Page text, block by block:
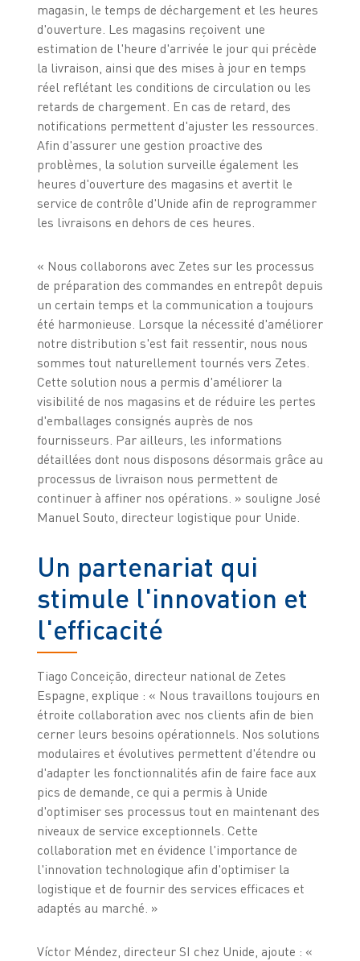
magasin, le temps de déchargement et les heures
d'ouverture. Les magasins reçoivent une
estimation de l'heure d'arrivée le jour qui précède
la livraison, ainsi que des mises à jour en temps
réel reflétant les conditions de circulation ou les
retards de chargement. En cas de retard, des
notifications permettent d'ajuster les ressources.
Afin d'assurer une gestion proactive des
problèmes, la solution surveille également les
heures d'ouverture des magasins et avertit le
service de contrôle d'Unide afin de reprogrammer
les livraisons en dehors de ces heures.
« Nous collaborons avec Zetes sur les processus
de préparation des commandes en entrepôt depuis
un certain temps et la communication a toujours
été harmonieuse. Lorsque la nécessité d'améliorer
notre distribution s'est fait ressentir, nous nous
sommes tout naturellement tournés vers Zetes.
Cette solution nous a permis d'améliorer la
visibilité de nos magasins et de réduire les pertes
d'emballages consignés auprès de nos
fournisseurs. Par ailleurs, les informations
détaillées dont nous disposons désormais grâce au
processus de livraison nous permettent de
continuer à affiner nos opérations. » souligne José
Manuel Souto, directeur logistique pour Unide.
Un partenariat qui
stimule l'innovation et
l'efficacité
Tiago Conceição, directeur national de Zetes
Espagne, explique : « Nous travaillons toujours en
étroite collaboration avec nos clients afin de bien
cerner leurs besoins opérationnels. Nos solutions
modulaires et évolutives permettent d'étendre ou
d'adapter les fonctionnalités afin de faire face aux
pics de demande, ce qui a permis à Unide
d'optimiser ses processus tout en maintenant des
niveaux de service exceptionnels. Cette
collaboration met en évidence l'importance de
l'innovation technologique afin d'optimiser la
logistique et de fournir des services efficaces et
adaptés au marché. »
Víctor Méndez, directeur SI chez Unide, ajoute : «